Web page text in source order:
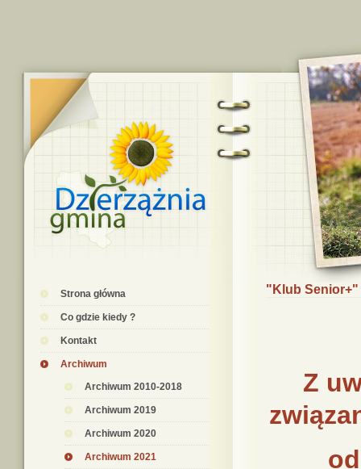
Strona główna
Co gdzie kiedy ?
Kontakt
Archiwum
Archiwum 2010-2018
Archiwum 2019
Archiwum 2020
Archiwum 2021
"Klub Senior+"
Z